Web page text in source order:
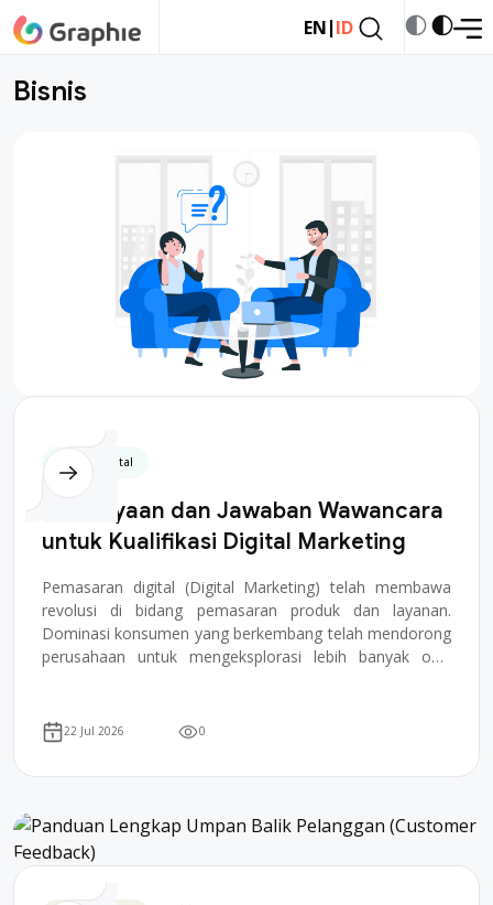
EN|ID
Bisnis
Bisnis Digital
Pertanyaan dan Jawaban Wawancara
untuk Kualifikasi Digital Marketing
Pemasaran digital (Digital Marketing) telah membawa
revolusi di bidang pemasaran produk dan layanan.
Dominasi konsumen yang berkembang telah mendorong
perusahaan untuk mengeksplorasi lebih banyak opsi
22 Jul 2026 0